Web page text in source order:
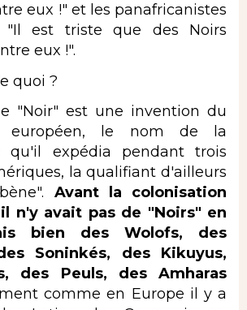
eux !" et les panafricanistes
"Il est triste que des Noirs
eux !".
quoi ?
est une invention du
européen, le nom de la
qu'il expédia pendant trois
la qualifiant d'ailleurs
Avant la colonisation
n'y avait pas de "Noirs" en
bien des Wolofs, des
Soninkés, des Kikuyus,
des Peuls, des Amharas
comme en Europe il y a